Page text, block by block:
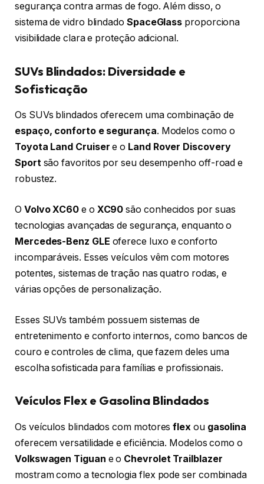
segurança contra armas de fogo. Além disso, o
sistema de vidro blindado SpaceGlass proporciona
visibilidade clara e proteção adicional.
SUVs Blindados: Diversidade e
Sofisticação
Os SUVs blindados oferecem uma combinação de
espaço, conforto e segurança. Modelos como o
Toyota Land Cruiser e o Land Rover Discovery
Sportsão favoritos por seu desempenho off-road e
robustez.
O Volvo XC60 e o XC90 são conhecidos por suas
tecnologias avançadas de segurança, enquanto o
Mercedes-Benz GLE oferece luxo e conforto
incomparáveis. Esses veículos vêm com motores
potentes, sistemas de tração nas quatro rodas, e
várias opções de personalização.
Esses SUVs também possuem sistemas de
entretenimento e conforto internos, como bancos de
couro e controles de clima, que fazem deles uma
escolha sofisticada para famílias e profissionais.
Veículos Flex e Gasolina Blindados
Os veículos blindados com motoresflex ou gasolina
oferecem versatilidade e eficiência. Modelos como o
Volkswagen Tiguan e o Chevrolet Trailblazer
mostram como a tecnologia flex pode ser combinada